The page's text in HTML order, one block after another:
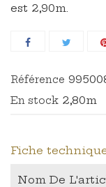
est 2,90m.
Référence
En stock 2,80m
Fiche
Nom De